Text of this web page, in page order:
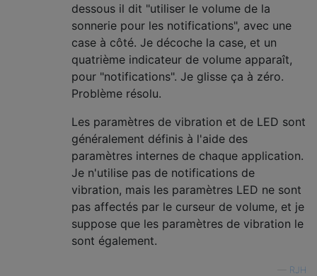
dessous il dit "utiliser le volume de la
sonnerie pour les notifications", avec une
case à côté. Je décoche la case, et un
quatrième indicateur de volume apparaît,
pour "notifications". Je glisse ça à zéro.
Problème résolu.
Les paramètres de vibration et de LED sont
généralement définis à l'aide des
paramètres internes de chaque application.
Je n'utilise pas de notifications de
vibration, mais les paramètres LED ne sont
pas affectés par le curseur de volume, et je
suppose que les paramètres de vibration le
sont également.
RJH